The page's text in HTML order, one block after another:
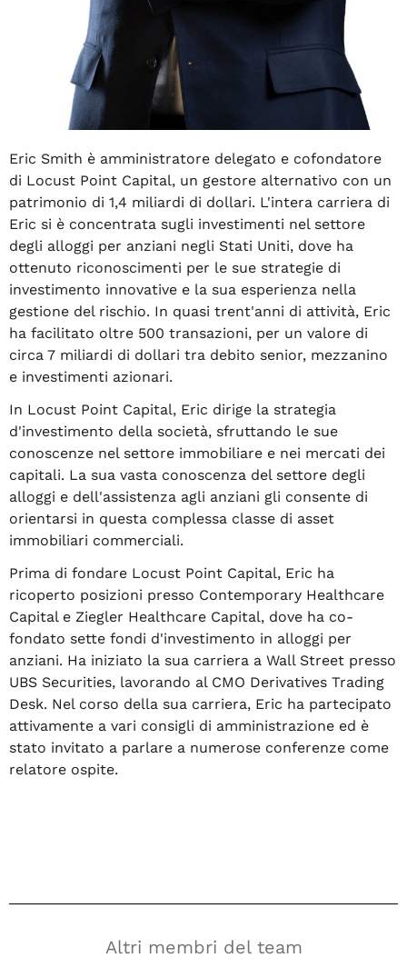
Eric Smith è amministratore delegato e cofondatore
di Locust Point Capital, un gestore alternativo con un
patrimonio di 1,4 miliardi di dollari. L'intera carriera di
Eric si è concentrata sugli investimenti nel settore
degli alloggi per anziani negli Stati Uniti, dove ha
ottenuto riconoscimenti per le sue strategie di
investimento innovative e la sua esperienza nella
gestione del rischio. In quasi trent'anni di attività, Eric
ha facilitato oltre 500 transazioni, per un valore di
circa 7 miliardi di dollari tra debito senior, mezzanino
e investimenti azionari.
In Locust Point Capital, Eric dirige la strategia
d'investimento della società, sfruttando le sue
conoscenze nel settore immobiliare e nei mercati dei
capitali. La sua vasta conoscenza del settore degli
alloggi e dell'assistenza agli anziani gli consente di
orientarsi in questa complessa classe di asset
immobiliari commerciali.
Prima di fondare Locust Point Capital, Eric ha
ricoperto posizioni presso Contemporary Healthcare
Capital e Ziegler Healthcare Capital, dove ha co-
fondato sette fondi d'investimento in alloggi per
anziani. Ha iniziato la sua carriera a Wall Street presso
UBS Securities, lavorando al CMO Derivatives Trading
Desk. Nel corso della sua carriera, Eric ha partecipato
attivamente a vari consigli di amministrazione ed è
stato invitato a parlare a numerose conferenze come
relatore ospite.
Altri membri del team